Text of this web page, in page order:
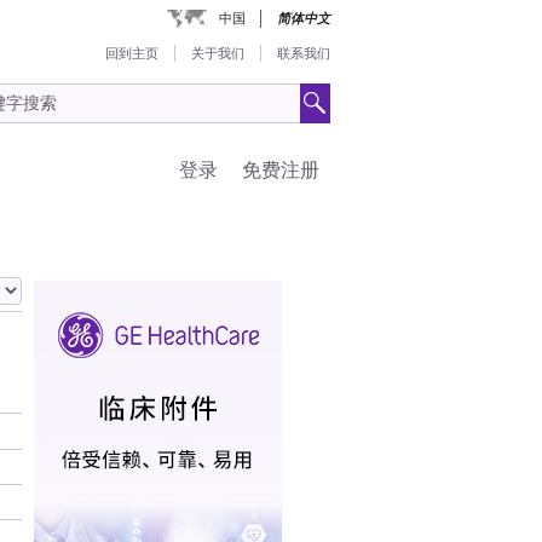
中国 简体中文
回到主页 关于我们 联系我们
免费注册
登录